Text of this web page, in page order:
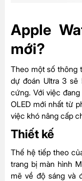
Apple
mới?
Theo một số thông
dự đoán Ultra 3 sẽ
cứng. Với việc
OLED mới nhất từ
việc khó nâng cấp
Thiết kế
Thế hệ tiếp theo
trang bị màn hình
mẽ về độ sáng và